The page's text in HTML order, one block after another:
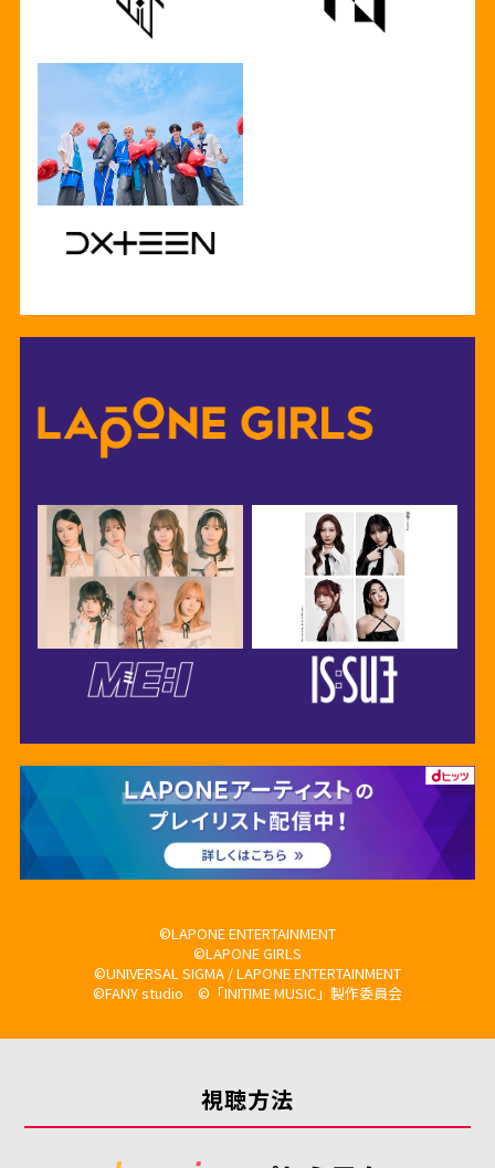
©LAPONE ENTERTAINMENT
©LAPONE GIRLS
©UNIVERSAL SIGMA / LAPONE ENTERTAINMENT
©FANY studio ©「INITIME MUSIC」製作委員会
視聴方法